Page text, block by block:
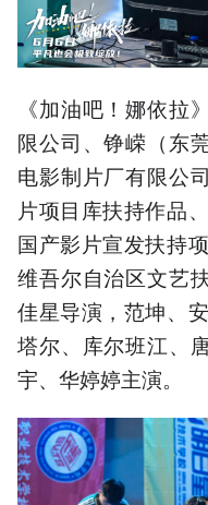
《加油吧！娜依拉
限公司、铮嵘（东
电影制片厂有限公
片项目库扶持作品
国产影片宣发扶持
维吾尔自治区文艺
佳星导演，范坤、
塔尔、库尔班江、
宇、华婷婷主演。